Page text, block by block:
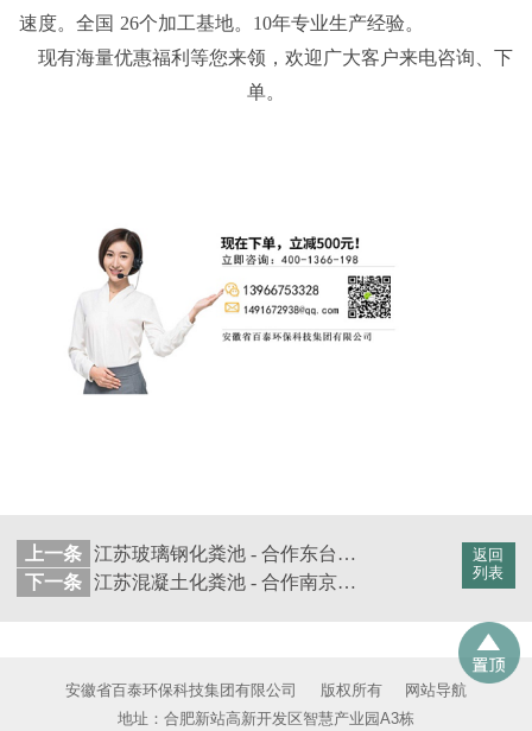
速度。全国 26个加工基地。10年专业生产经验。
现有海量优惠福利等您来领，欢迎广大客户来电咨询、下
单。
返回
列表
上一条
江苏玻璃钢化粪池 - 合作东台市美涂丽雅房地产有限公司【百泰集团】
下一条
江苏混凝土化粪池 - 合作南京林瀚阁房地产开发有限公司【百泰集团】
安徽省百泰环保科技集团有限公司 版权所有
网站导航
地址：合肥新站高新开发区智慧产业园A3栋